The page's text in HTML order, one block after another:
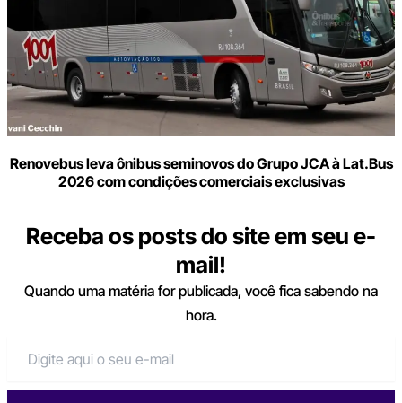
Renovebus leva ônibus seminovos do Grupo JCA à Lat.Bus
2026 com condições comerciais exclusivas
Receba os posts do site em seu e-
mail!
Quando uma matéria for publicada, você fica sabendo na
hora.